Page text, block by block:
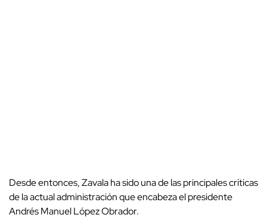
Desde entonces, Zavala ha sido una de las principales críticas
de la actual administración que encabeza el presidente
Andrés Manuel López Obrador.